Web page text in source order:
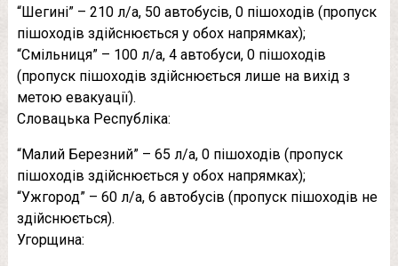
“Шегині” – 210 л/а, 50 автобусів, 0 пішоходів (пропуск
пішоходів здійснюється у обох напрямках);
“Смільниця” – 100 л/а, 4 автобуси, 0 пішоходів
(пропуск пішоходів здійснюється лише на вихід з
метою евакуації).
Словацька Республіка:
“Малий Березний” – 65 л/а, 0 пішоходів (пропуск
пішоходів здійснюється у обох напрямках);
“Ужгород” – 60 л/а, 6 автобусів (пропуск пішоходів не
здійснюється).
Угорщина: